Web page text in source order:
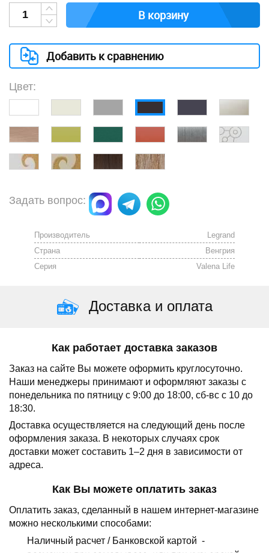
В корзину
Добавить к сравнению
Цвет:
Задать вопрос:
Производитель
Legrand
Страна
Венгрия
Серия
Valena Life
Доставка и оплата
Как работает доставка заказов
Заказ на сайте Вы можете оформить круглосуточно.
Наши менеджеры принимают и оформляют заказы с
понедельника по пятницу с 9:00 до 18:00, сб-вс с 10 до
18:30.
Доставка осуществляется на следующий день после
оформления заказа. В некоторых случаях срок
доставки может составить 1–2 дня в зависимости от
адреса.
Как Вы можете оплатить заказ
Оплатить заказ, сделанный в нашем интернет-магазине
можно несколькими способами:
Наличный расчет / Банковской картой -